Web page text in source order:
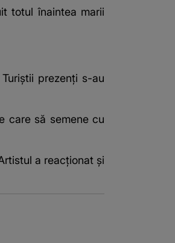
totul înaintea marii
prezenți s-au
care să semene cu
a reacționat și